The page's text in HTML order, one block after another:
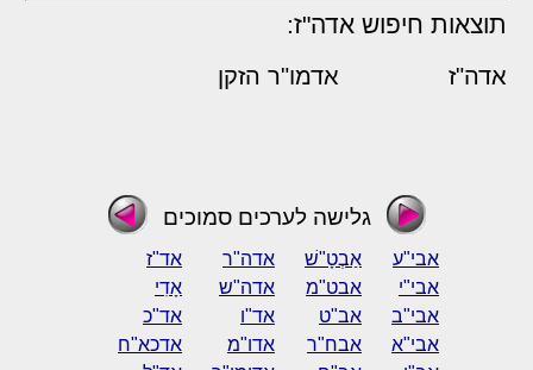
תוצאות חיפוש אדה"ז:
אדה"ז אדמו"ר הזקן
גלישה לערכים סמוכים
אבי"ע אַבְטָ"שׁ אדה"ר
אד"ז
אבי"י
אבט"מ אדה"ש
אָדִי
אבי"ב
אב"ט אד"ו
אד"כ
אבי"א
אבח"ר אדו"מ
אדכא"ח